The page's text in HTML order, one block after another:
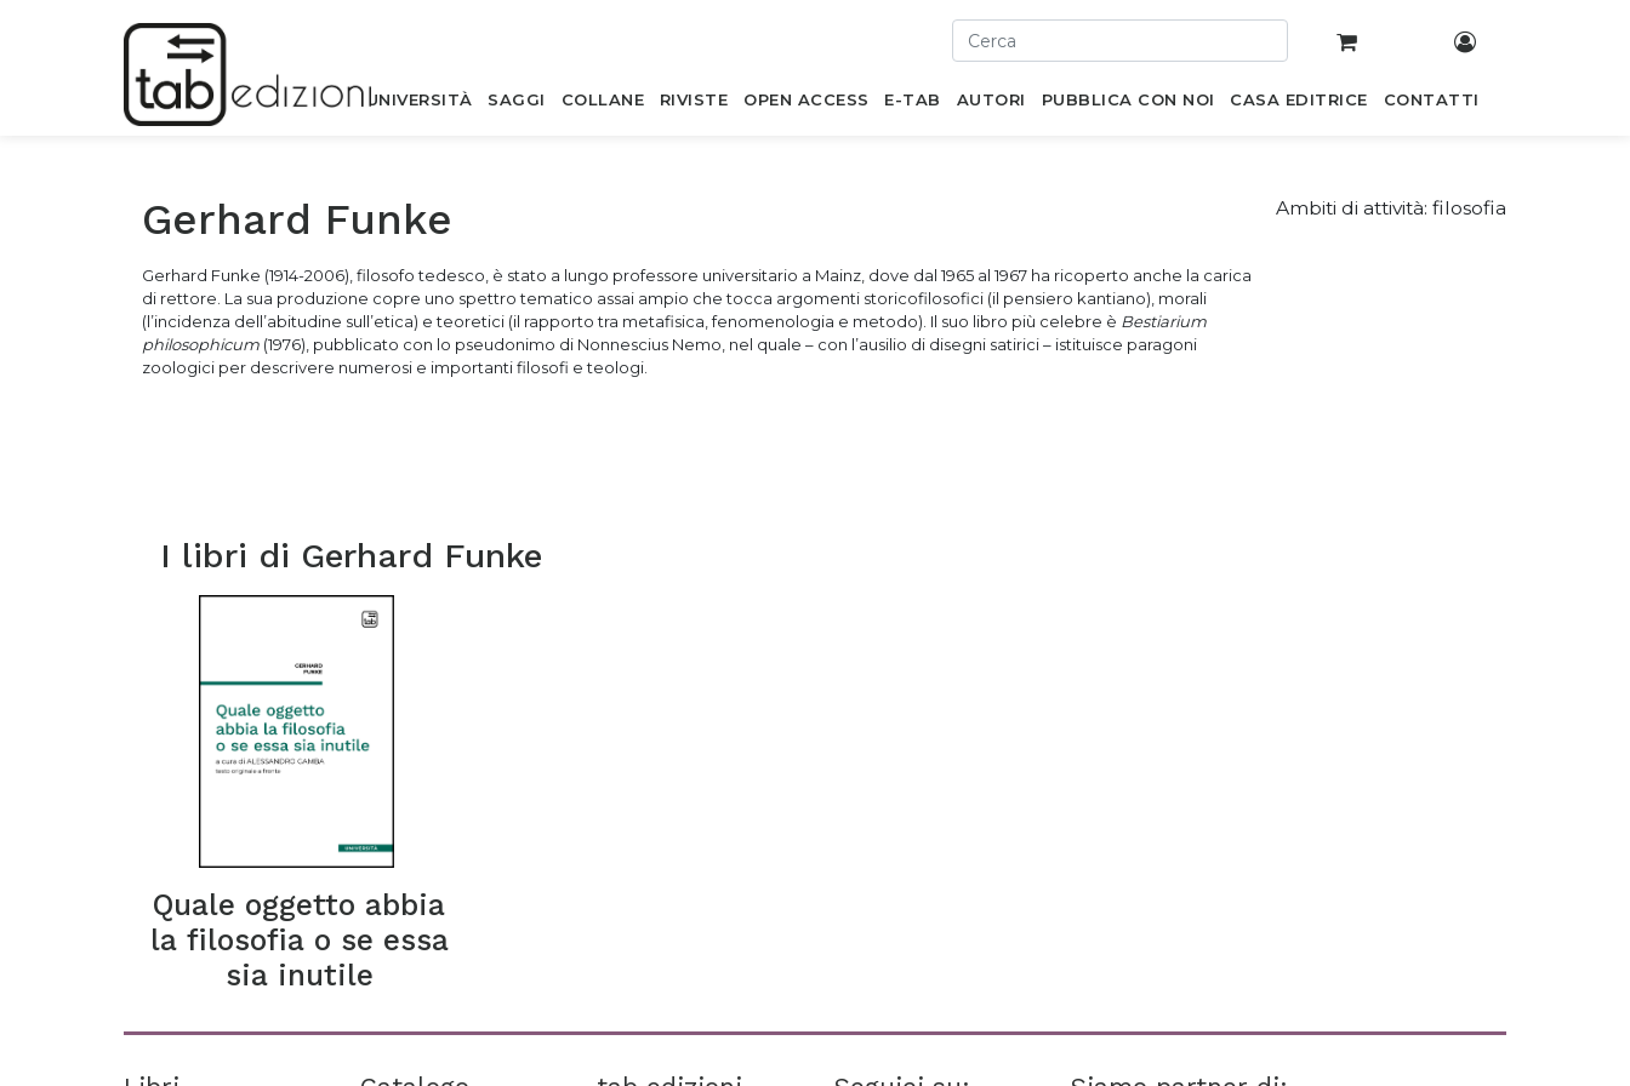
UNIVERSITÀ SAGGI COLLANE RIVISTE OPEN ACCESS E-TAB AUTORI PUBBLICA CON NOI CASA EDITRICE CONTATTI
Gerhard Funke
Gerhard Funke (1914-2006), filosofo tedesco, è stato a lungo professore universitario a Mainz, dove dal 1965 al 1967 ha ricoperto anche la carica
di rettore. La sua produzione copre uno spettro tematico assai ampio che tocca argomenti storicofilosofici (il pensiero kantiano), morali
(l’incidenza dell’abitudine sull’etica) e teoretici (il rapporto tra metafisica, fenomenologia e metodo). Il suo libro più celebre è Bestiarium
philosophicum (1976), pubblicato con lo pseudonimo di Nonnescius Nemo, nel quale – con l’ausilio di disegni satirici – istituisce paragoni
zoologici per descrivere numerosi e importanti filosofi e teologi.
Ambiti di attività: filosofia
I libri di Gerhard Funke
Quale oggetto abbia
la filosofia o se essa
sia inutile